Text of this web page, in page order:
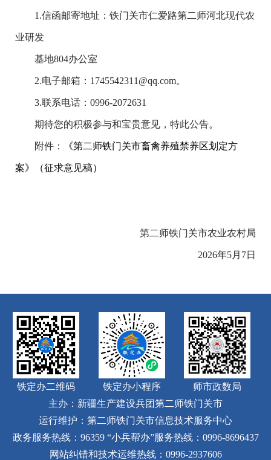
1.信函邮寄地址：铁门关市仁爱路第二师河北现代农
业研发
基地804办公室
2.电子邮箱：1745542311@qq.com。
3.联系电话：0996-2072631
期待您的积极参与和宝贵意见，特此公告。
附件： 《第二师铁门关市畜禽养殖禁养区划定方
案》（征求意见稿）
第二师铁门关市农业农村局
2026年5月7日
铁定办二维码 铁定办小程序
师市政数局
主办：新疆生产建设兵团第二师铁门关市
运行维护：第二师铁门关市信息技术服务中心
政务服务热线：96359 “小兵帮办”服务热线：0996-8696437
网站纠错和技术运维热线：0996-2937606